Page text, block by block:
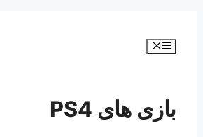
فهرست
بازی های PS4